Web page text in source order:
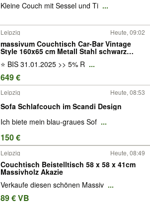
Kleine Couch mit Sessel und Ti ...
Leipzig Heute, 09:02
massivum Couchtisch Car-Bar Vintage
Style 160x65 cm Metall Stahl schwarz
recycelt Mango Unikat Weinregal
Beistelltisch Sofatisch Dekoration
Wohnzimmertisch Hotrod modern
Echtholz Tischplatte lackiert
⭐ BIS 31.01.2025 >> 5% R ...
649 €
Leipzig Heute, 08:53
Sofa Schlafcouch im Scandi Design
Ich biete mein blau-graues Sof ...
150 €
Leipzig Heute, 08:49
Couchtisch Beistelltisch 58 x 58 x 41cm
Massivholz Akazie
Verkaufe diesen schönen Massiv ...
89 € VB